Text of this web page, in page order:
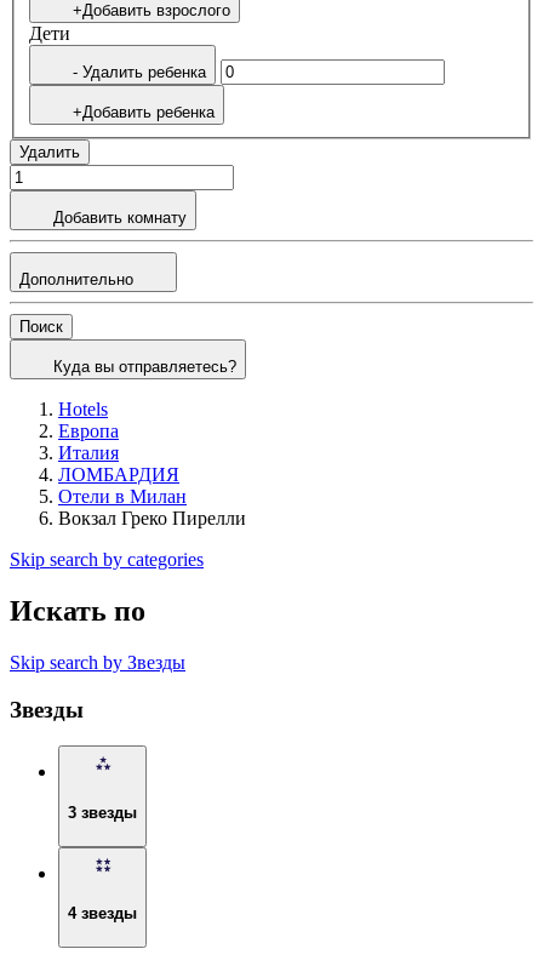
+Добавить взрослого
Дети
- Удалить ребенка
+Добавить ребенка
Удалить
Добавить комнату
Дополнительно
Поиск
Куда вы отправляетесь?
Hotels
Европа
Италия
ЛОМБАРДИЯ
Отели в Милан
Вокзал Греко Пирелли
Skip search by categories
Искать по
Skip search by Звезды
Звезды
3 звезды
4 звезды